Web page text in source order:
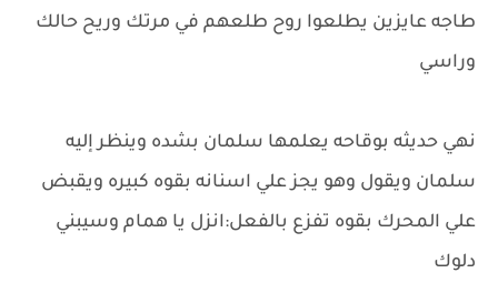
طاجه عايزين يطلعوا روح طلعهم في مرتك وريح حالك
وراسي
نهي حديثه بوقاحه يعلمها سلمان بشده وينظر إليه
سلمان ويقول وهو يجز علي اسنانه بقوه كبيره ويقبض
علي المحرك بقوه تفزع بالفعل:انزل يا همام وسيبني
دلوك